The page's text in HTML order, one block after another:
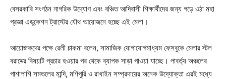
বেসরকারি সংগঠন নাগরিক উদ্যোগ এবং বঞ্চিত আদিবাসী শিক্ষার্থীদের জন্য গড়ে ওঠা মহা
প্রজ্ঞা এডুকেশন ট্রাস্টের যৌথ আয়োজনে হচ্ছে এই মেলা।
আয়োজকদের পক্ষে রেলী চাকমা বলেন, সামাজিক যোগাযোগমাধ্যম ফেসবুকে মেলার স্টল
বরাদ্দের বিষয়টি প্রচার হওয়ার পর থেকে ব্যাপক সাড়া পাওয়া যাচ্ছে। পাবর্ত্য অঞ্চলের
পাশাপাশি সমতলের মান্দি, মণিপুরি ও রাখাইন সম্প্রদায়ের অনেক উদ্যোক্তা এরই মধ্যে